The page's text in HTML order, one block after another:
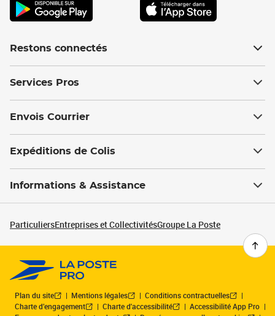
Restons connectés
Services Pros
Envois Courrier
Expéditions de Colis
Informations & Assistance
ParticuliersEntreprises et CollectivitésGroupe La Poste
Plan du site Mentions légales
Conditions contractuelles
Charte d’engagement
Charte d'accessibilité
Accessibilité App Pro